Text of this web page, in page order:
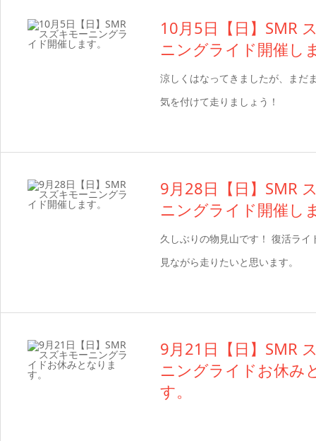
10月5日【日】SMR
ニングライド開催し
涼しくはなってきましたが、まだ
気を付けて走りましょう！
9月28日【日】SMR
ニングライド開催し
久しぶりの物見山です！ 復活ライ
見ながら走りたいと思います。
9月21日【日】SMR
ニングライドお休み
す。